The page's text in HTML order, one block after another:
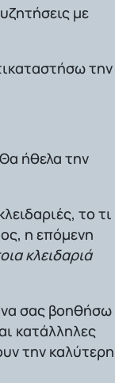
με
την
ήθελα την
το τι
η επόμενη
κλειδαριά
σας βοηθήσω
κατάλληλες
την καλύτερη